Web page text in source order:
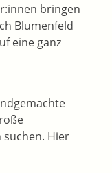
bringen
Blumenfeld
eine ganz
suchen. Hier